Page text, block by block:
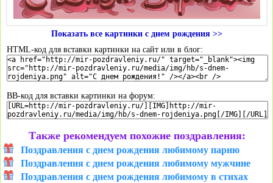
Показать все картинки с днем рождения >>
HTML-код для вставки картинки на сайт или в блог:
BB-код для вставки картинки на форум:
Также рекомендуем похожие поздравления:
Поздравления с днем рождения любимому парню
Поздравления с днем рождения любимому мужчине
Поздравления с днем рождения любимому в стихах